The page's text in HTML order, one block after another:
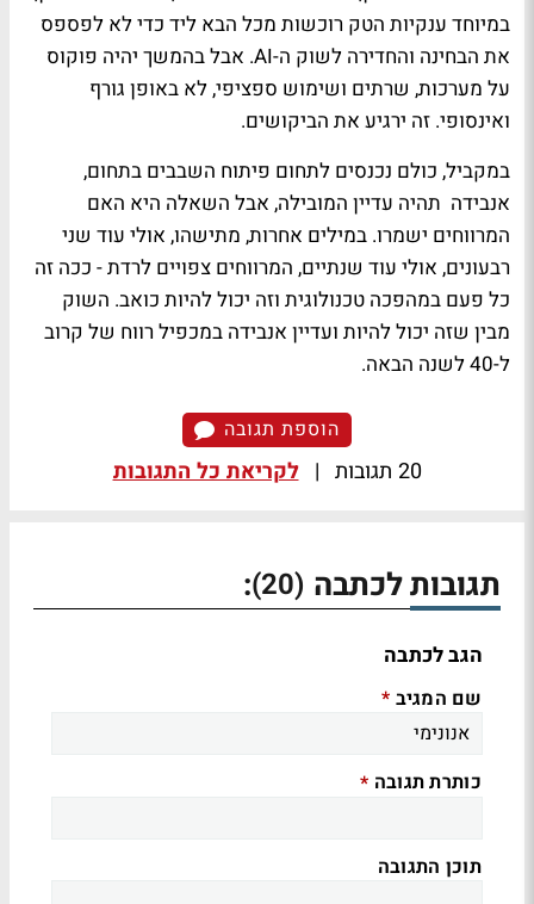
במיוחד ענקיות הטק רוכשות מכל הבא ליד כדי לא לפספס
את הבחינה והחדירה לשוק ה-AI. אבל בהמשך יהיה פוקוס
על מערכות, שרתים ושימוש ספציפי, לא באופן גורף
ואינסופי. זה ירגיע את הביקושים.
במקביל, כולם נכנסים לתחום פיתוח השבבים בתחום,
אנבידה תהיה עדיין המובילה, אבל השאלה היא האם
המרווחים ישמרו. במילים אחרות, מתישהו, אולי עוד שני
רבעונים, אולי עוד שנתיים, המרווחים צפויים לרדת - ככה זה
כל פעם במהפכה טכנולוגית וזה יכול להיות כואב. השוק
מבין שזה יכול להיות ועדיין אנבידה במכפיל רווח של קרוב
ל-40 לשנה הבאה.
הוספת תגובה
20 תגובות | לקריאת כל התגובות
תגובות לכתבה (20)
:
הגב לכתבה
שם המגיב *
כותרת תגובה *
תוכן התגובה